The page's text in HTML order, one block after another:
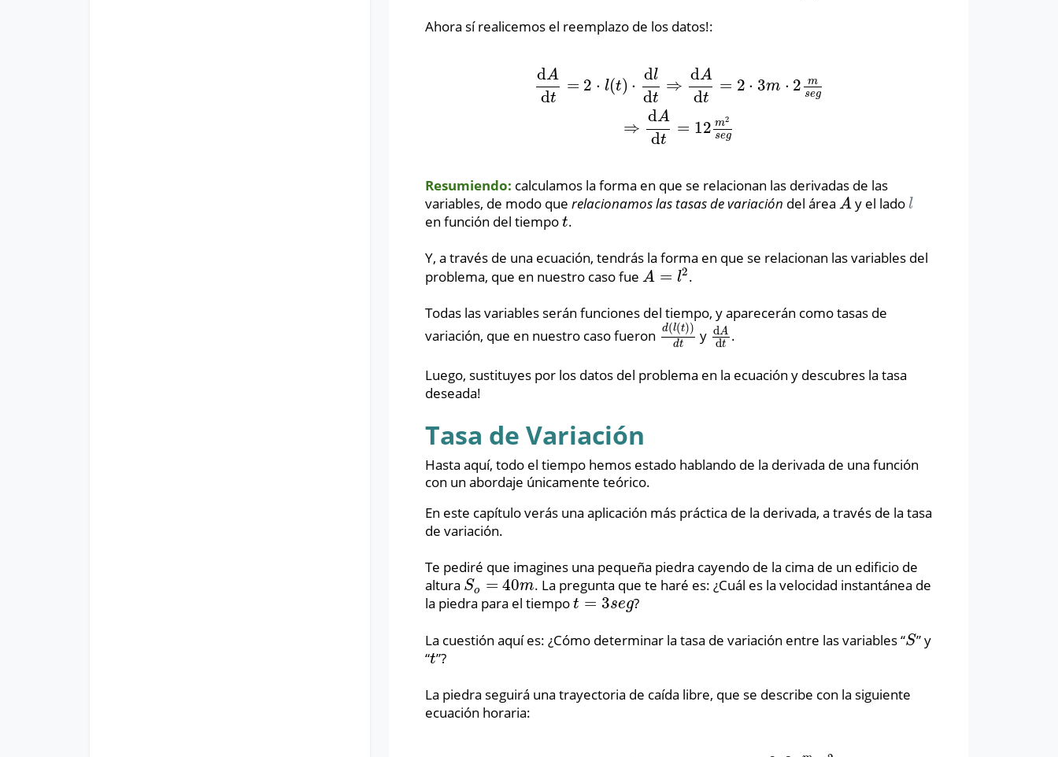
Ahora sí realicemos el reemplazo de los datos!:
dA
dt
= 2 ⋅ l(t) ⋅
dl
dt
⇒
dA
dt
= 2 ⋅ 3m ⋅ 2
m
seg
⇒
dA
dt
= 12 m2
seg
dt=2 l(t) ⋅d d t⇒d A dt=2 ⋅3m⋅2m eg ⇒ d Adt= 12m2s
Resumiendo: calculamos la forma en que se relacionan las derivadas de las
variables, de modo que relacionamos las tasas de variación del área A
A y el ladol
l
en función del tiempo t
t.
Y, a través de una ecuación, tendrás la forma en que se relacionan las variables del
problema, que en nuestro caso fue A = l2
A= l2
.
Todas las variables serán funciones del tiempo, y aparecerán como tasas de
variación, que en nuestro caso fueron
d(l(t))
dt
d(l(t))d ty dA
dt
dAd.
Luego, sustituyes por los datos del problema en la ecuación y descubres la tasa
deseada!
Tasa de Variación
Hasta aquí, todo el tiempo hemos estado hablando de la derivada de una función
con un abordaje únicamente teórico.
En este capítulo verás una aplicación más práctica de la derivada, a través de la tasa
de variación.
Te pediré que imagines una pequeña piedra cayendo de la cima de un edificio de
altura So = 40m
So= 40 m
. La pregunta que te haré es: ¿Cuál es la velocidad instantánea de
la piedra para el tiempo t = 3seg
t=3s eg ?
La cuestión aquí es: ¿Cómo determinar la tasa de variación entre las variables “S
S ” y
“t
t”?
La piedra seguirá una trayectoria de caída libre, que se describe con la siguiente
ecuación horaria: